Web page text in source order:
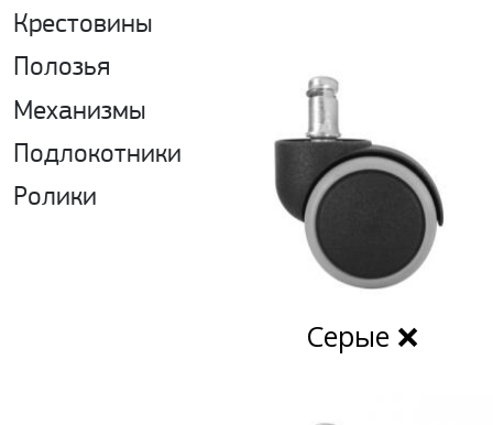
Крестовины
Полозья
Механизмы Apply Механизмы filter
Подлокотники Apply Подлокотники filter
Ролики Apply Ролики filter
Серые ❌